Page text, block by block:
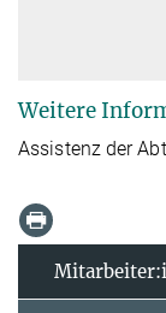
Weitere
Assistenz der